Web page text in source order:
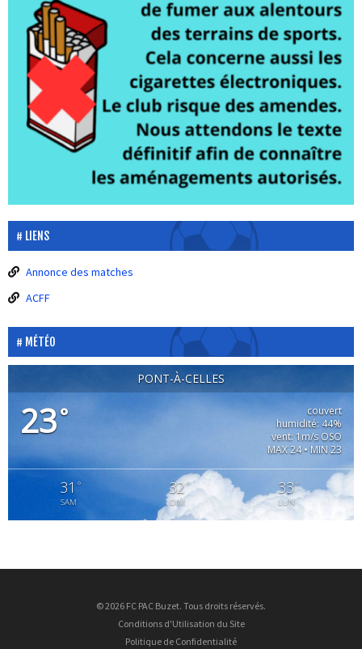
LIENS
Annonce des matches
ACFF
MÉTÉO
PONT-À-CELLES
23°
couvert
humidité: 44%
vent: 1m/s OSO
MAX 24 • MIN 23
31 °
SAM
32°
DIM
33°
LUN
© 2026 FC PAC Buzet. Tous droits réservés.
Conditions d'Utilisation du Site
Politique de Confidentialité